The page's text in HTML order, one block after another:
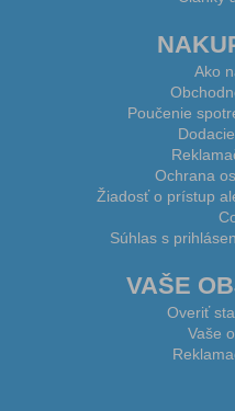
Ako
Poučenie
Ochrana
Žiadosť o prístup
Súhlas s
VAŠE
Overiť
Vaše